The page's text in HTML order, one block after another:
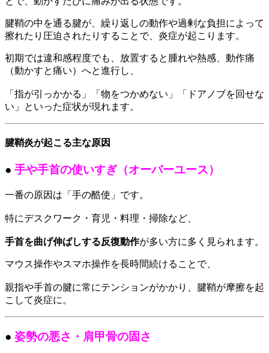
腱鞘の中を通る腱が、繰り返しの動作や過剰な負担によって
擦れたり圧迫されたりすることで、炎症が起こります。
初期では違和感程度でも、放置すると腫れや熱感、動作痛
（動かすと痛い）へと進行し、
「指が引っかかる」「物をつかめない」「ドアノブを回せな
い」といった症状が現れます。
腱鞘炎が起こる主な原因
● 手や手首の使いすぎ（オーバーユース）
一番の原因は「手の酷使」です。
特にデスクワーク・育児・料理・掃除など、
手首を曲げ伸ばしする反復動作が多い方に多く見られます。
マウス操作やスマホ操作を長時間続けることで、
親指や手首の腱に常にテンションがかかり、腱鞘が摩擦を起
こして炎症に。
● 姿勢の悪さ・肩甲骨の固さ